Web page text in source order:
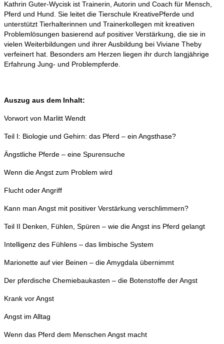
Kathrin Guter-Wycisk ist Trainerin, Autorin und Coach für Mensch,
Pferd und Hund. Sie leitet die Tierschule KreativePferde und
unterstützt Tierhalterinnen und Trainerkollegen mit kreativen
Problemlösungen basierend auf positiver Verstärkung, die sie in
vielen Weiterbildungen und ihrer Ausbildung bei Viviane Theby
verfeinert hat. Besonders am Herzen liegen ihr durch langjährige
Erfahrung Jung- und Problempferde.
Auszug aus dem Inhalt:
Vorwort von Marlitt Wendt
Teil I: Biologie und Gehirn: das Pferd – ein Angsthase?
Ängstliche Pferde – eine Spurensuche
Wenn die Angst zum Problem wird
Flucht oder Angriff
Kann man Angst mit positiver Verstärkung verschlimmern?
Teil II Denken, Fühlen, Spüren – wie die Angst ins Pferd gelangt
Intelligenz des Fühlens – das limbische System
Marionette auf vier Beinen – die Amygdala übernimmt
Der pferdische Chemiebaukasten – die Botenstoffe der Angst
Krank vor Angst
Angst im Alltag
Wenn das Pferd dem Menschen Angst macht